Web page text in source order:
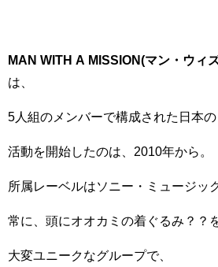
MAN WITH A MISSION(マン・ウィ
は
5人組のメンバーで構成された日本の
活動を開始したのは、2010年から。
所属レーベルはソニー・ミュージッ
常に、頭にオオカミの着ぐるみ？？
大変ユニークなグループで、